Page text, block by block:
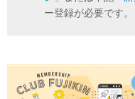
ー登録が必要です。